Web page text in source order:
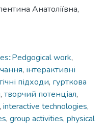
Анатоліївна,
work,
, інтерактивні
підходи, гурткова
, творчий потенціал,
, interactive technologies,
, group activities, physical